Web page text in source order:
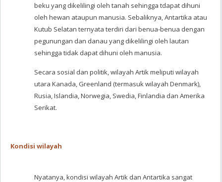
beku yang dikelilingi oleh tanah sehingga tdapat dihuni
oleh hewan ataupun manusia. Sebaliknya, Antartika atau
Kutub Selatan ternyata terdiri dari benua-benua dengan
pegunungan dan danau yang dikelilingi oleh lautan
sehingga tidak dapat dihuni oleh manusia.
Secara sosial dan politik, wilayah Artik meliputi wilayah
utara Kanada, Greenland (termasuk wilayah Denmark),
Rusia, Islandia, Norwegia, Swedia, Finlandia dan Amerika
Serikat.
Kondisi wilayah
Nyatanya, kondisi wilayah Artik dan Antartika sangat